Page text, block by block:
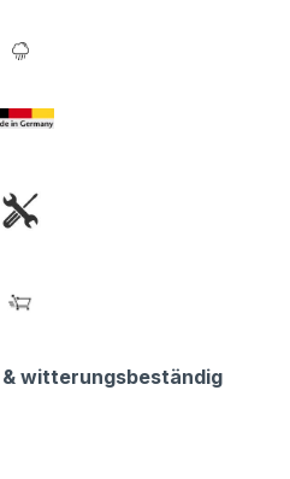
& witterungsbeständig